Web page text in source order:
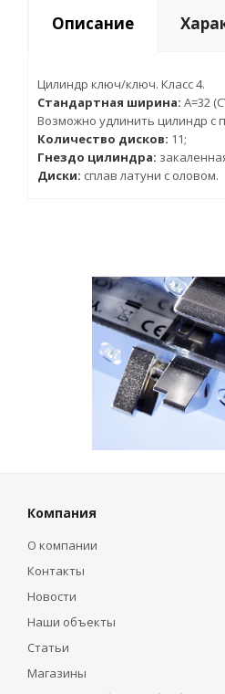
Описание
Цилиндр ключ/ключ. Класс 4.
Стандартная ширина: A=32
Возможно удлинить цилиндр с
Количество дисков: 11;
Гнездо цилиндра:
Диски: сплав латуни с оловом.
Компания
О компании
Контакты
Новости
Наши объекты
Статьи
Магазины